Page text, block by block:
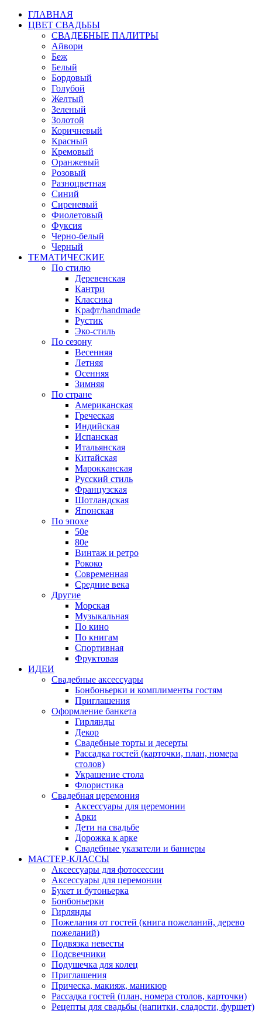
ГЛАВНАЯ
ЦВЕТ СВАДЬБЫ
СВАДЕБНЫЕ ПАЛИТРЫ
Айвори
Беж
Белый
Бордовый
Голубой
Желтый
Зеленый
Золотой
Коричневый
Красный
Кремовый
Оранжевый
Розовый
Разноцветная
Синий
Сиреневый
Фиолетовый
Фуксия
Черно-белый
Черный
ТЕМАТИЧЕСКИЕ
По стилю
Деревенская
Кантри
Классика
Крафт/handmade
Рустик
Эко-стиль
По сезону
Весенняя
Летняя
Осенняя
Зимняя
По стране
Американская
Греческая
Индийская
Испанская
Итальянская
Китайская
Марокканская
Русский стиль
Французская
Шотландская
Японская
По эпохе
50е
80е
Винтаж и ретро
Рококо
Современная
Средние века
Другие
Морская
Музыкальная
По кино
По книгам
Спортивная
Фруктовая
ИДЕИ
Свадебные аксессуары
Бонбоньерки и комплименты гостям
Приглашения
Оформление банкета
Гирлянды
Декор
Свадебные торты и десерты
Рассадка гостей (карточки, план, номера
столов)
Украшение стола
Флористика
Свадебная церемония
Аксессуары для церемонии
Арки
Дети на свадьбе
Дорожка к арке
Свадебные указатели и баннеры
МАСТЕР-КЛАССЫ
Аксессуары для фотосессии
Аксессуары для церемонии
Букет и бутоньерка
Бонбоньерки
Гирлянды
Пожелания от гостей (книга пожеланий, дерево
пожеланий)
Подвязка невесты
Подсвечники
Подушечка для колец
Приглашения
Прическа, макияж, маникюр
Рассадка гостей (план, номера столов, карточки)
Рецепты для свадьбы (напитки, сладости, фуршет)